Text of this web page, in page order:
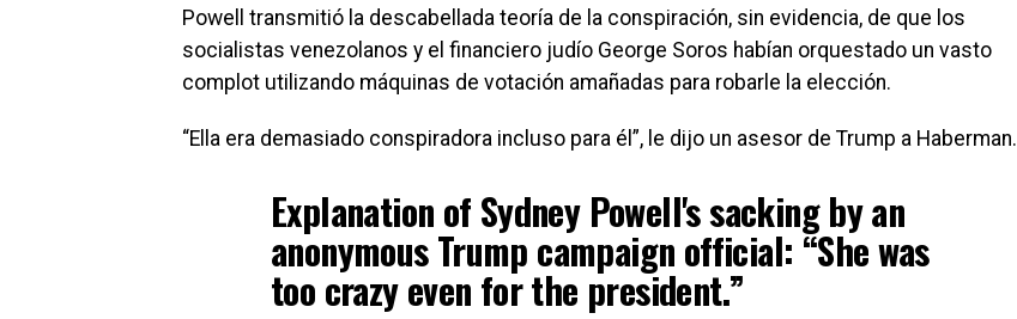
Powell transmitió la descabellada teoría de la conspiración, sin evidencia, de que los
socialistas venezolanos y el financiero judío George Soros habían orquestado un vasto
complot utilizando máquinas de votación amañadas para robarle la elección.
“Ella era demasiado conspiradora incluso para él”, le dijo un asesor de Trump a Haberman.
Explanation of Sydney Powell's sacking by an
anonymous Trump campaign official: “She was
too crazy even for the president.”